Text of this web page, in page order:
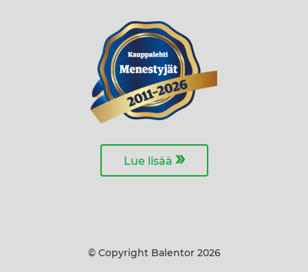
Lue lisää »
© Copyright Balentor 2026